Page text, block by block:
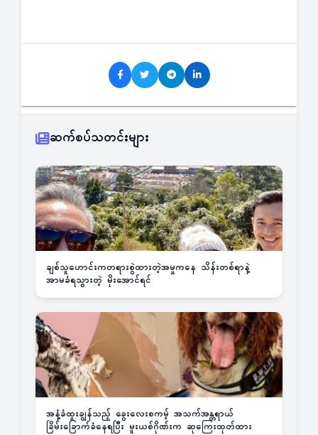
ဆက်စပ်သတင်းများ
ချစ်သူဟောင်းကတရားစွဲထားတဲ့အမှုကနေ သိန်းတစ်ရာနဲ့
အာမခံရသွားတဲ့ မိုးအောင်ရင်
အနံ့ခံထူးချွန်သည့် ခွေးလေးစကမ့် အသက်အန္တရာယ်
ခြိမ်းခြောက်ခံနေရပြီး မူးယစ်ဂိုဏ်းက ဆုကြေးထုတ်ထား